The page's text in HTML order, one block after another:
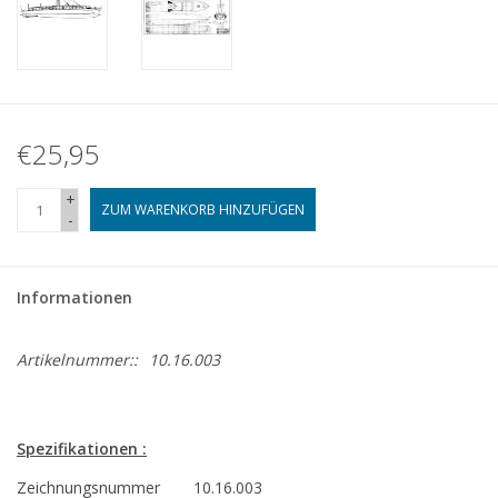
€25,95
+
-
ZUM WARENKORB HINZUFÜGEN
Informationen
Artikelnummer:: 10.16.003
Spezifikationen :
Zeichnungsnummer
10.16.003